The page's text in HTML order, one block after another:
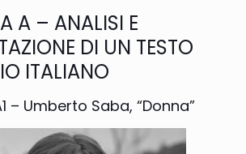
A – ANALISI E
DI UN TESTO
ITALIANO
– Umberto Saba, “Donna”